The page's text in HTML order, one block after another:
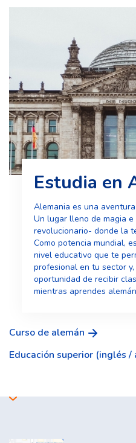
Estudia en
Alemania es una
Un lugar lleno de magia
revolucionario- donde la
Como potencia mundial,
nivel educativo que te
profesional en tu sector
oportunidad de recibir
mientras aprendes
Curso de alemán
Educación superior (inglés /